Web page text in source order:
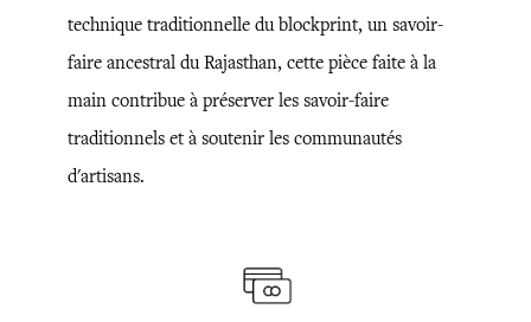
technique traditionnelle du blockprint, un savoir-
faire ancestral du Rajasthan, cette pièce faite à la
main contribue à préserver les savoir-faire
traditionnels et à soutenir les communautés
d'artisans.